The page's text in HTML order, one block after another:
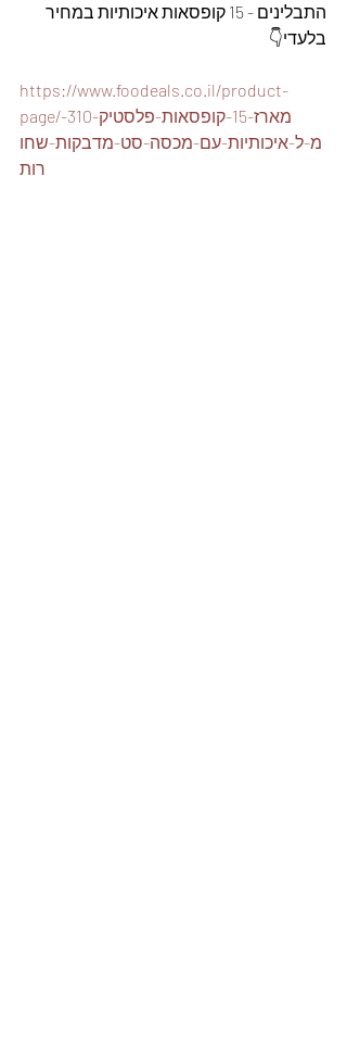
התבלינים - 15 קופסאות איכותיות במחיר
בלעדי👇
https://www.foodeals.co.il/product-
page/מארז-15-קופסאות-פלסטיק-310-
מ-ל-איכותיות-עם-מכסה-סט-מדבקות-שחו
רות